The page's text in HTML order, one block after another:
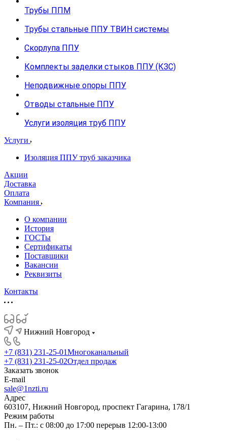
Трубы ППМ
Трубы стальные ППУ ТВИН системы
Скорлупа ППУ
Комплекты заделки стыков ППУ (КЗС)
Неподвижные опоры ППУ
Отводы стальные ППУ
Услуги изоляция труб ППУ
Услуги
Изоляция ППУ труб заказчика
Акции
Доставка
Оплата
Компания
О компании
История
ГОСТы
Сертификаты
Поставщики
Вакансии
Реквизиты
Контакты
Нижний Новгород
+7 (831) 231-25-01Многоканальный
+7 (831) 231-25-02Отдел продаж
Заказать звонок
E-mail
sale@1nzti.ru
Адрес
603107, Нижний Новгород, проспект Гагарина, 178/1
Режим работы
Пн. – Пт.: с 08:00 до 17:00 перерыв 12:00-13:00